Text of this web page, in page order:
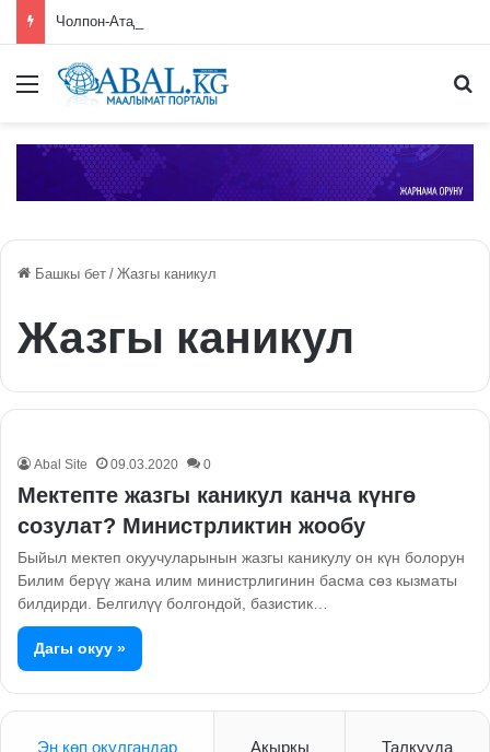
Меню
Башкы бет / Жазгы каникул
Жазгы каникул
Abal Site 09.03.2020 0
Мектепте жазгы каникул канча күнгө
созулат? Министрликтин жообу
Быйыл мектеп окуучуларынын жазгы каникулу он күн болорун
Билим берүү жана илим министрлигинин басма сөз кызматы
билдирди. Белгилүү болгондой, базистик…
Дагы окуу »
Эң көп окулгандар Акыркы Талкууда